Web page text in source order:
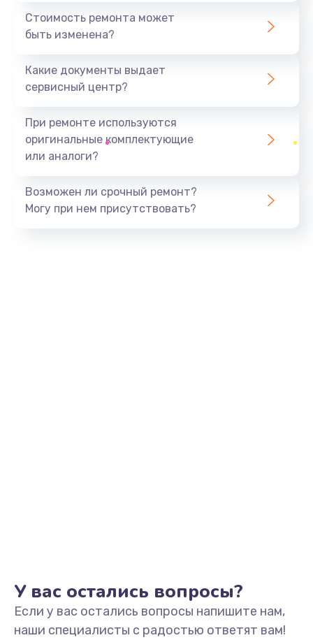
480 руб.
Чистка оптической системы
Не включается
Заказать
Переполнен абсорбер
300 руб.
Стоимость ремонта может
быть изменена?
Какие документы выдает
сервисный центр?
При ремонте используются
оригинальные комплектующие
или аналоги?
Возможен ли срочный ремонт?
Могу при нем присутствовать?
У вас остались вопросы?
Если у вас остались вопросы напишите нам,
наши специалисты с радостью ответят вам!